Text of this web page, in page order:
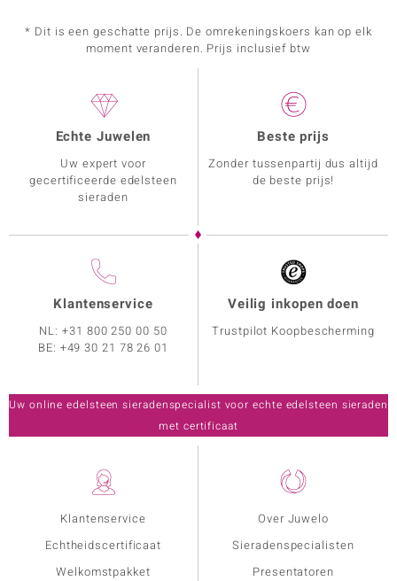
* Dit is een geschatte prijs. De omrekeningskoers kan op elk
moment veranderen. Prijs inclusief btw
Klantenservice
Echtheidscertificaat
Welkomstpakket
Over Juwelo
Sieradenspecialisten
Presentatoren
Echte Juwelen
Uw expert voor
gecertificeerde edelsteen
sieraden
Beste prijs
Zonder tussenpartij dus altijd
de beste prijs!
Klantenservice
NL:+31 800 250 00 50
BE: +49 30 21 78 26 01
Veilig inkopen doen
Trustpilot Koopbescherming
Uw online edelsteen sieradenspecialist voor echte edelsteen sieraden
met certificaat